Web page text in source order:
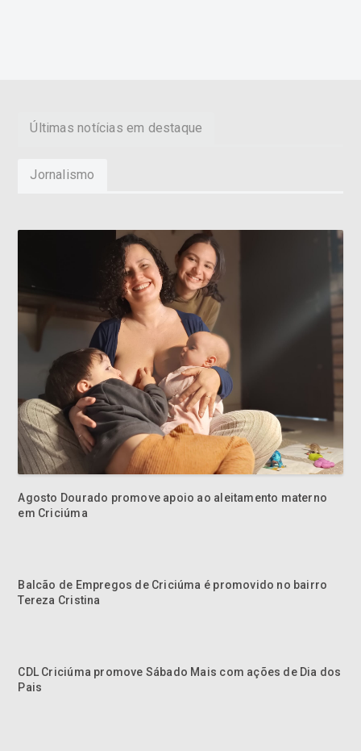
Últimas notícias em destaque
Jornalismo
Agosto Dourado promove apoio ao aleitamento materno
em Criciúma
Balcão de Empregos de Criciúma é promovido no bairro
Tereza Cristina
CDL Criciúma promove Sábado Mais com ações de Dia dos
Pais